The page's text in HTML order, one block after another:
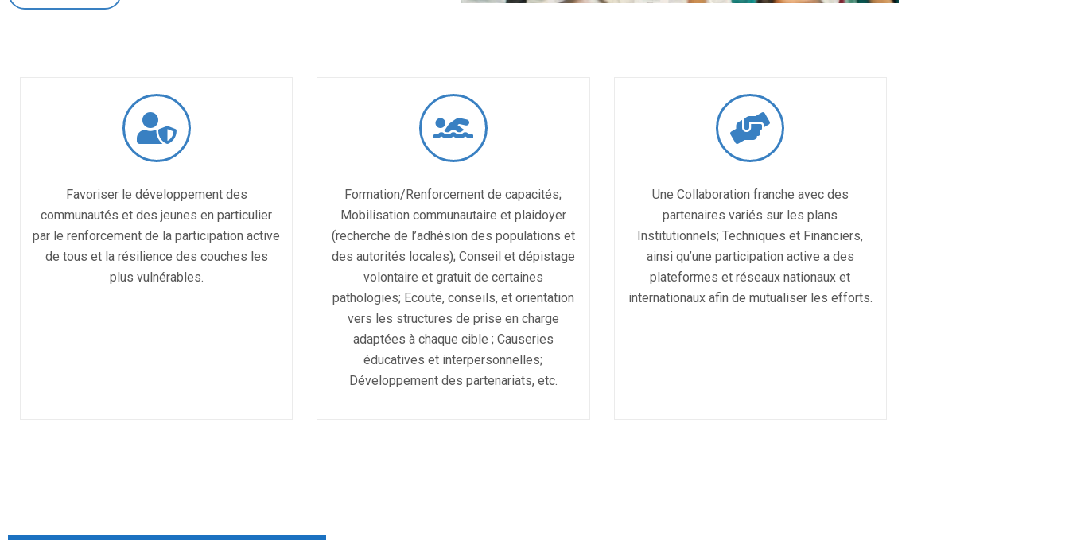
Favoriser le développement des
communautés et des jeunes en particulier
par le renforcement de la participation active
de tous et la résilience des couches les
plus vulnérables.
Formation/Renforcement de capacités;
Mobilisation communautaire et plaidoyer
(recherche de l’adhésion des populations et
des autorités locales); Conseil et dépistage
volontaire et gratuit de certaines
pathologies; Ecoute, conseils, et orientation
vers les structures de prise en charge
adaptées à chaque cible ; Causeries
éducatives et interpersonnelles;
Développement des partenariats, etc.
Une Collaboration franche avec des
partenaires variés sur les plans
Institutionnels; Techniques et Financiers,
ainsi qu’une participation active a des
plateformes et réseaux nationaux et
internationaux afin de mutualiser les efforts.